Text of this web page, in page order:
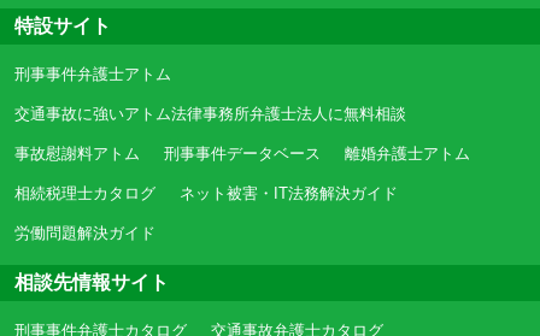
特設サイト
刑事事件弁護士アトム
交通事故に強いアトム法律事務所弁護士法人に無料相談
事故慰謝料アトム 刑事事件データベース 離婚弁護士アトム
相続税理士カタログ ネット被害・IT法務解決ガイド
労働問題解決ガイド
相談先情報サイト
刑事事件弁護士カタログ 交通事故弁護士カタログ